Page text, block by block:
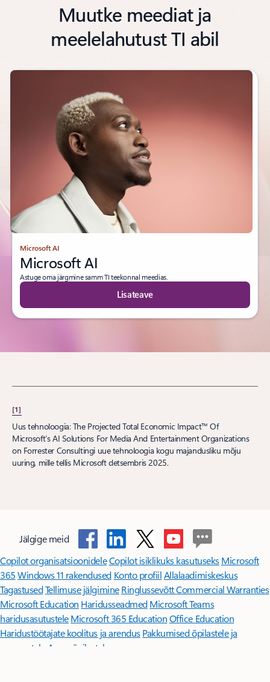
Muutke meediat ja
meelelahutust TI abil
Microsoft AI
Microsoft AI
Astuge oma järgmine samm TI teekonnal meedias.
Lisateave
[1]
Uus tehnoloogia: The Projected Total Economic Impact™ Of
Microsoft’s AI Solutions For Media And Entertainment Organizations
on Forrester Consultingi uue tehnoloogia kogu majandusliku mõju
uuring, mille tellis Microsoft detsembris 2025.
Jälgige meid
Copilot organisatsioonideleCopilot isiklikuks kasutuseks Microsoft
365Windows 11 rakendused Konto profiilAllalaadimiskeskus
TagastusedTellimuse jälgimine RinglussevõttCommercial Warranties
Microsoft Education Haridusseadmed Microsoft Teams
haridusasutusteleMicrosoft 365 EducationOffice Education
Haridustöötajate koolitus ja arendus Pakkumised õpilastele ja
vanematele
Azure õpilastele